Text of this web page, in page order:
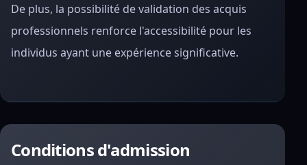
De plus, la possibilité de validation des acquis
professionnels renforce l'accessibilité pour les
individus ayant une expérience significative.
Conditions d'admission